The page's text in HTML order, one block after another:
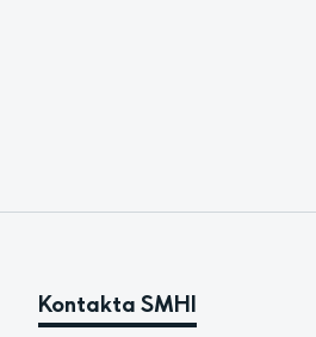
Kontakta SMHI